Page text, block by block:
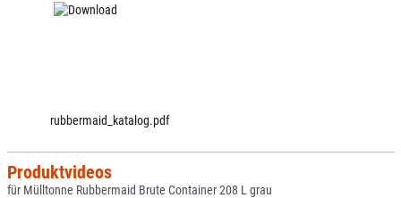
rubbermaid_katalog.pdf
Produktvideos
für Mülltonne Rubbermaid Brute Container 208 L grau